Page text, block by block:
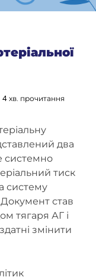
4 хв. прочитання
два
системно
тиск
систему
Документ став
тягаря АГ і
змінити